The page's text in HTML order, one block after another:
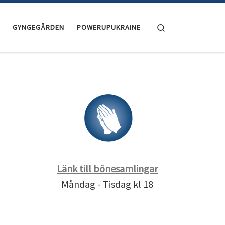
GYNGEGÅRDEN POWERUPUKRAINE
Länk till bönesamlingar
Måndag - Tisdag kl 18